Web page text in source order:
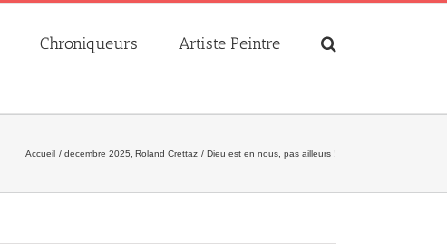
Chroniqueurs Artiste Peintre
Accueil decembre 2025 Roland Crettaz Dieu est en nous, pas ailleurs !